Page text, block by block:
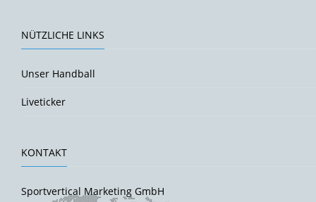
NÜTZLICHE LINKS
Unser Handball
Liveticker
KONTAKT
Sportvertical Marketing GmbH